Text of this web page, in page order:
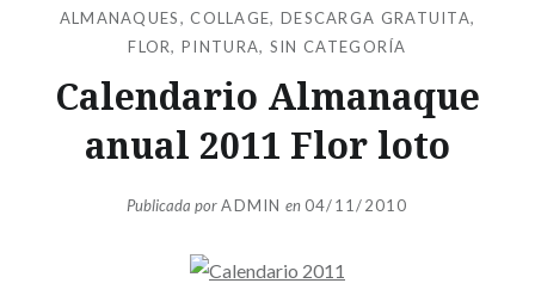
ALMANAQUES, COLLAGE, DESCARGA GRATUITA,
FLOR,PINTURA, SIN CATEGORÍA
Calendario Almanaque
anual 2011 Flor loto
Publicada porADMIN en04/11/2010